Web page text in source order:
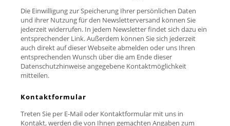
Die Einwilligung zur Speicherung Ihrer persönlichen Daten
und ihrer Nutzung für den Newsletterversand können Sie
jederzeit widerrufen. In jedem Newsletter findet sich dazu ein
entsprechender Link. Außerdem können Sie sich jederzeit
auch direkt auf dieser Webseite abmelden oder uns Ihren
entsprechenden Wunsch über die am Ende dieser
Datenschutzhinweise angegebene Kontaktmöglichkeit
mitteilen.
Kontaktformular
Treten Sie per E-Mail oder Kontaktformular mit uns in
Kontakt, werden die von Ihnen gemachten Angaben zum